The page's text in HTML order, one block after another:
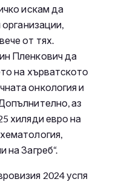
искам да
от тях.
Пленкович да
на хърватското
онкология и
аз
хиляди евро на
на Загреб“.
2024 успя